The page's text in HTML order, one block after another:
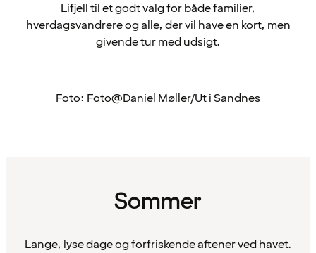
Lifjell til et godt valg for både familier,
hverdagsvandrere og alle, der vil have en kort, men
givende tur med udsigt.
Foto: Foto@Daniel Møller/Ut i Sandnes
Sommer
Lange, lyse dage og forfriskende aftener ved havet.